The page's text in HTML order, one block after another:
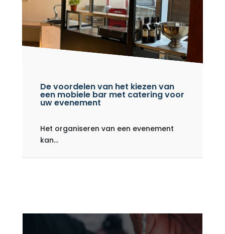
De voordelen van het kiezen van
een mobiele bar met catering voor
uw evenement
Het organiseren van een evenement
kan...